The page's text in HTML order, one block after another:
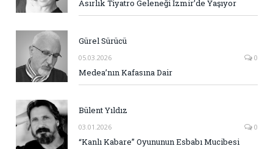
Asırlık Tiyatro Geleneği İzmir’de Yaşıyor
Gürel Sürücü
05.03.2026 0
Medea’nın Kafasına Dair
Bülent Yıldız
03.01.2026 0
“Kanlı Kabare” Oyununun Esbabı Mucibesi